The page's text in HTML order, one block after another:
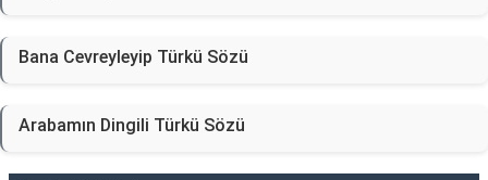
Bana Cevreyleyip Türkü Sözü
Arabamın Dingili Türkü Sözü